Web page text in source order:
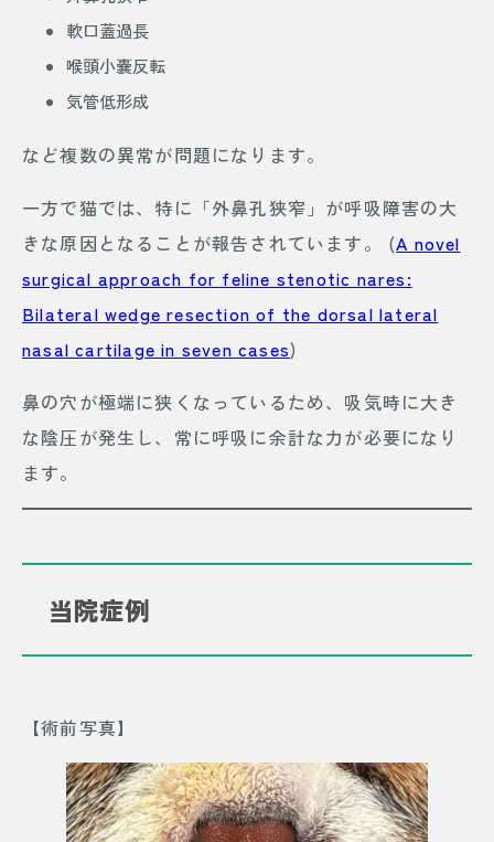
軟口蓋過長
喉頭小嚢反転
気管低形成
など複数の異常が問題になります。
一方で猫では、特に「外鼻孔狭窄」が呼吸障害の大
きな原因となることが報告されています。 (A novel
surgical approach for feline stenotic nares:
Bilateral wedge resection of the dorsal lateral
nasal cartilage in seven cases)
鼻の穴が極端に狭くなっているため、吸気時に大き
な陰圧が発生し、常に呼吸に余計な力が必要になり
ます。
当院症例
【術前写真】